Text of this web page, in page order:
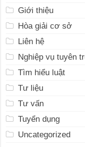
Giới thiệu
Hòa giải cơ sở
Liên hệ
Nghiệp vụ tuyên
Tìm hiểu luật
Tư liệu
Tư vấn
Tuyển dụng
Uncategorized